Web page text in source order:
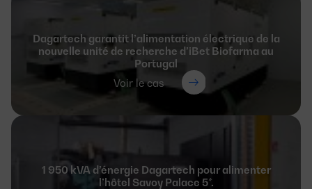
Dagartech garantit l’alimentation électrique de la
nouvelle unité de recherche d’iBet Biofarma au
Portugal
Voir le cas
1 950 kVA d’énergie Dagartech pour alimenter
l’hôtel Savoy Palace 5*.